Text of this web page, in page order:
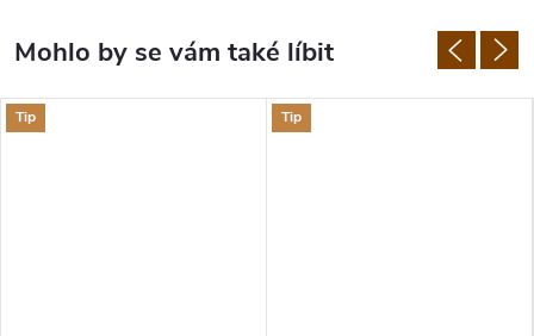
Tip Tip